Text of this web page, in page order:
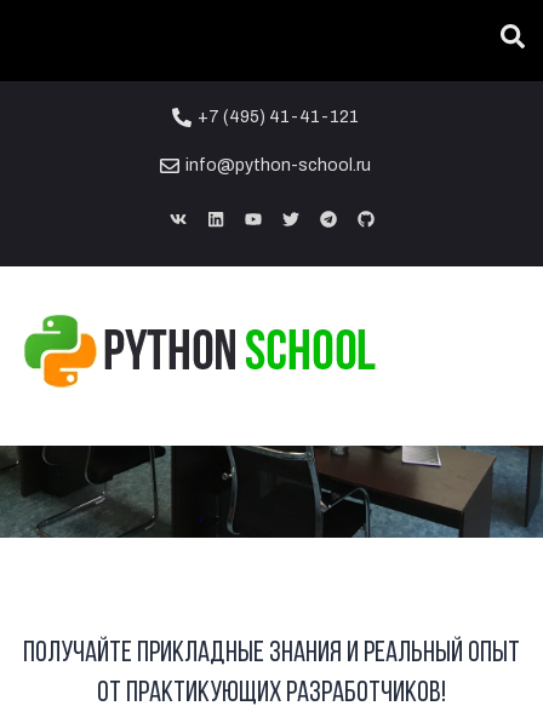
+7 (495) 41-41-121
info@python-school.ru
Получайте прикладные знания и Реальный опыт
от практикующих разработчиков!